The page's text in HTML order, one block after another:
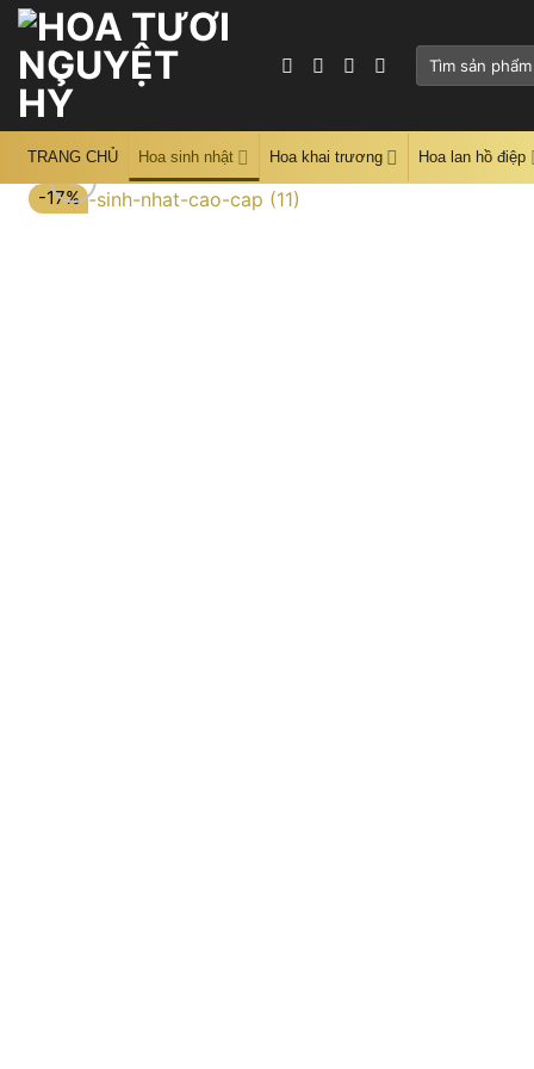
Skip
content
Tìm
TRANG CHỦ Hoa sinh nhật Hoa khai trương Hoa lan hồ điệp
-17%